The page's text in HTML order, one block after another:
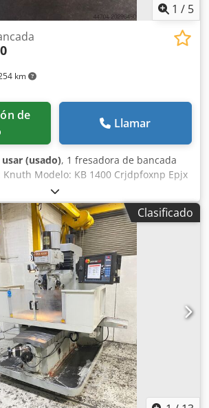
1 / 5
km
Llamar
(usado), 1 fresadora de bancada
Modelo: KB 1400 Crjdpfoxnp Epjx
2006 Datos técnicos: Área de
del husillo – superficie de la mesa:
Número de ranuras en T: 3 Superficie
1400 mm x 400 mm Ancho de las
Distancia entre ranuras en T: 100 mm
de ajuste de altura: 1670 mm/min
eje X: 950 mm Recorrido eje Y: 400
Z: 500 mm Cabezal de fresado vertical
50 DIN 2080 Alcance: 510 mm
(vertical): 30 rpm – 1800 rpm
105 mm Ángulo de giro del cabezal:
Avance rápido eje X: 1670 mm/min
Y: 1670 mm/min Avance rápido eje Z:
de trabajo Velocidad de avance eje
mm/min Velocidad de avance eje Y: 18
Clasificado